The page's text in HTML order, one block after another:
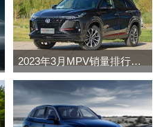
2023年3月MPV销量排行榜完整版名单